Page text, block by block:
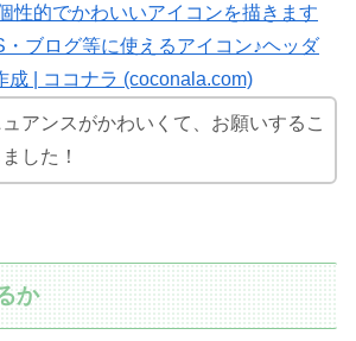
性的でかわいいアイコンを描きます
ブログ等に使えるアイコン♪ヘッダ
成 | ココナラ (coconala.com)
アンスがかわいくて、お願いするこ
した！
か